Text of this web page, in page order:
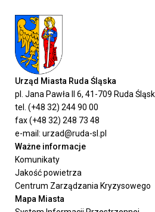
Urząd Miasta Ruda Śląska
pl. Jana Pawła II 6, 41-709 Ruda
tel. (+48 32) 244 90 00
fax (+48 32) 248 73 48
e-mail: urzad@ruda-sl.pl
Ważne informacje
Komunikaty
Jakość powietrza
Centrum Zarządzania Kryzysowego
Mapa Miasta